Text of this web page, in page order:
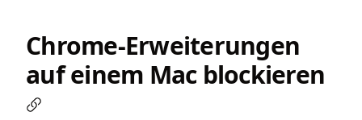
Chrome-Erweiterungen
auf einem Mac blockieren